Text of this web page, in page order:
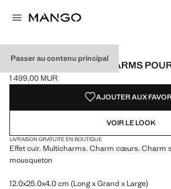
Passer au contenu principal
PORTE-CLÉS MULTICHARMS
Prix actuel [1 499,00 MUR ]
1 499,00 MUR
Choisissez une couleur
Couleur Marron sélectionnée
AJOUTER AUX
VOIR LE LOOK
LIVRAISON GRATUITE EN BOUTIQUE
Effet cuir. Multicharms. Charm cœurs. Charm
mousqueton
12.0x25.0x4.0 cm (Long x Grand x Large)